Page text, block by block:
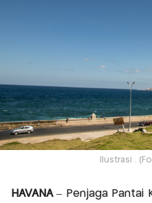
Ilustrasi .
HAVANA– Penjaga Pantai